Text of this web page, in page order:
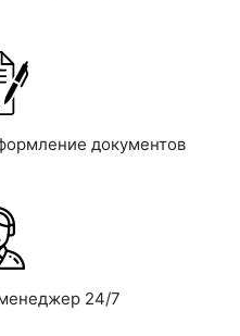
документов
24/7